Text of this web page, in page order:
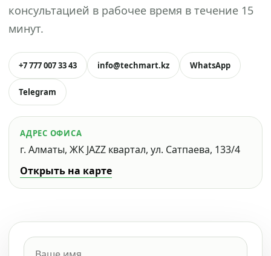
консультацией в рабочее время в течение 15
минут.
+7 777 007 33 43 info@techmart.kz WhatsApp
Telegram
АДРЕС ОФИСА
г. Алматы, ЖК JAZZ квартал, ул. Сатпаева, 133/4
Открыть на карте